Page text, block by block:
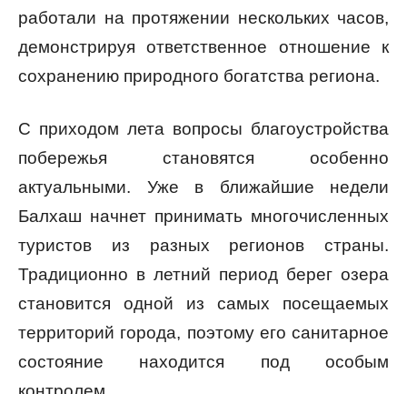
работали на протяжении нескольких часов,
демонстрируя ответственное отношение к
сохранению природного богатства региона.
С приходом лета вопросы благоустройства
побережья становятся особенно
актуальными. Уже в ближайшие недели
Балхаш начнет принимать многочисленных
туристов из разных регионов страны.
Традиционно в летний период берег озера
становится одной из самых посещаемых
территорий города, поэтому его санитарное
состояние находится под особым